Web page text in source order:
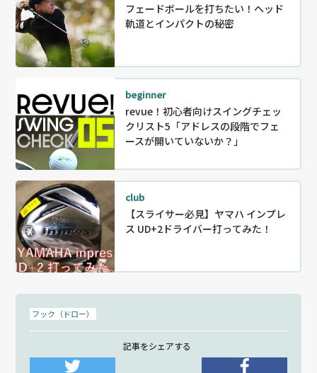
フェードボールを打ちたい！ヘッド
軌道とインパクトの秘密
beginner
revue！初心者向けスイングチェッ
クリスト5「アドレスの段階でフェ
ースが開いていないか？」
club
【スライサー必見】ヤマハ インプレ
ス UD+2ドライバー打ってみた！
フック（ドロー）
記事をシェアする